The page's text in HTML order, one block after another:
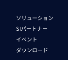
ソリューション
SIパートナー
イベント
ダウンロード